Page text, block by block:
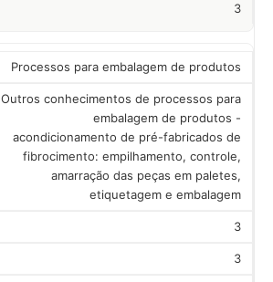
3
Processos para embalagem de produtos
Outros conhecimentos de processos para
embalagem de produtos -
acondicionamento de pré-fabricados de
fibrocimento: empilhamento, controle,
amarração das peças em paletes,
etiquetagem e embalagem
3
3